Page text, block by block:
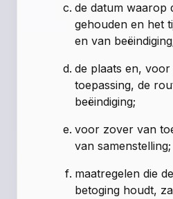
de datum waarop
gehouden en het
en van
de plaats en,
toepassing, de
beëindiging;
voor zover van
van samenstelling;
maatregelen die
betoging houdt,